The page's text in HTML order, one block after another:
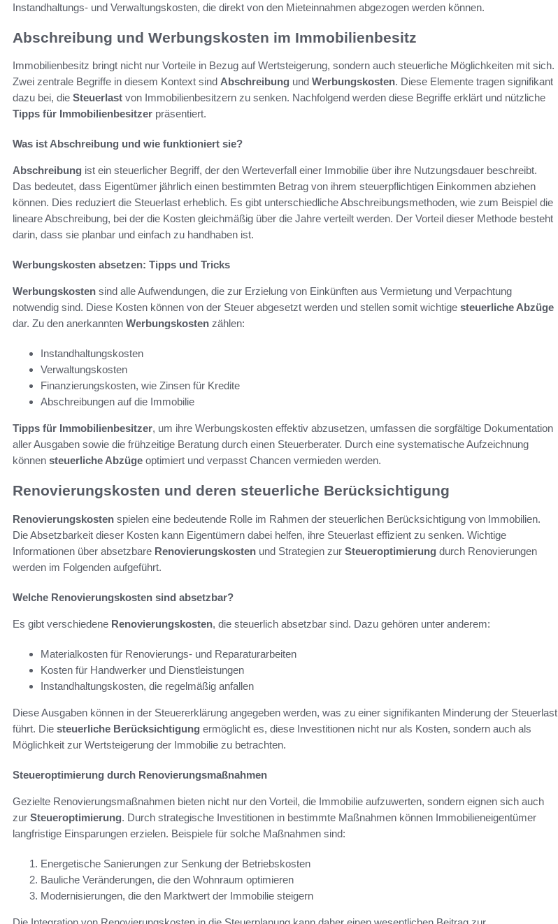
Instandhaltungs- und Verwaltungskosten, die direkt von den Mieteinnahmen abgezogen werden können.
Abschreibung und Werbungskosten im Immobilienbesitz
Immobilienbesitz bringt nicht nur Vorteile in Bezug auf Wertsteigerung, sondern auch steuerliche Möglichkeiten mit sich.
Zwei zentrale Begriffe in diesem Kontext sind Abschreibung und Werbungskosten. Diese Elemente tragen signifikant
dazu bei, die Steuerlast von Immobilienbesitzern zu senken. Nachfolgend werden diese Begriffe erklärt und nützliche
Tipps für Immobilienbesitzer präsentiert.
Was ist Abschreibung und wie funktioniert sie?
Abschreibung ist ein steuerlicher Begriff, der den Werteverfall einer Immobilie über ihre Nutzungsdauer beschreibt.
Das bedeutet, dass Eigentümer jährlich einen bestimmten Betrag von ihrem steuerpflichtigen Einkommen abziehen
können. Dies reduziert die Steuerlast erheblich. Es gibt unterschiedliche Abschreibungsmethoden, wie zum Beispiel die
lineare Abschreibung, bei der die Kosten gleichmäßig über die Jahre verteilt werden. Der Vorteil dieser Methode besteht
darin, dass sie planbar und einfach zu handhaben ist.
Werbungskosten absetzen: Tipps und Tricks
Werbungskosten sind alle Aufwendungen, die zur Erzielung von Einkünften aus Vermietung und Verpachtung
notwendig sind. Diese Kosten können von der Steuer abgesetzt werden und stellen somit wichtige steuerliche Abzüge
dar. Zu den anerkannten Werbungskosten zählen:
Instandhaltungskosten
Verwaltungskosten
Finanzierungskosten, wie Zinsen für Kredite
Abschreibungen auf die Immobilie
Tipps für Immobilienbesitzer, um ihre Werbungskosten effektiv abzusetzen, umfassen die sorgfältige Dokumentation
aller Ausgaben sowie die frühzeitige Beratung durch einen Steuerberater. Durch eine systematische Aufzeichnung
können steuerliche Abzüge optimiert und verpasst Chancen vermieden werden.
Renovierungskosten und deren steuerliche Berücksichtigung
Renovierungskosten spielen eine bedeutende Rolle im Rahmen der steuerlichen Berücksichtigung von Immobilien.
Die Absetzbarkeit dieser Kosten kann Eigentümern dabei helfen, ihre Steuerlast effizient zu senken. Wichtige
Informationen über absetzbare Renovierungskosten und Strategien zur Steueroptimierung durch Renovierungen
werden im Folgenden aufgeführt.
Welche Renovierungskosten sind absetzbar?
Es gibt verschiedene Renovierungskosten, die steuerlich absetzbar sind. Dazu gehören unter anderem:
Materialkosten für Renovierungs- und Reparaturarbeiten
Kosten für Handwerker und Dienstleistungen
Instandhaltungskosten, die regelmäßig anfallen
Diese Ausgaben können in der Steuererklärung angegeben werden, was zu einer signifikanten Minderung der Steuerlast
führt. Die steuerliche Berücksichtigung ermöglicht es, diese Investitionen nicht nur als Kosten, sondern auch als
Möglichkeit zur Wertsteigerung der Immobilie zu betrachten.
Steueroptimierung durch Renovierungsmaßnahmen
Gezielte Renovierungsmaßnahmen bieten nicht nur den Vorteil, die Immobilie aufzuwerten, sondern eignen sich auch
zur Steueroptimierung. Durch strategische Investitionen in bestimmte Maßnahmen können Immobilieneigentümer
langfristige Einsparungen erzielen. Beispiele für solche Maßnahmen sind:
Energetische Sanierungen zur Senkung der Betriebskosten
Bauliche Veränderungen, die den Wohnraum optimieren
Modernisierungen, die den Marktwert der Immobilie steigern